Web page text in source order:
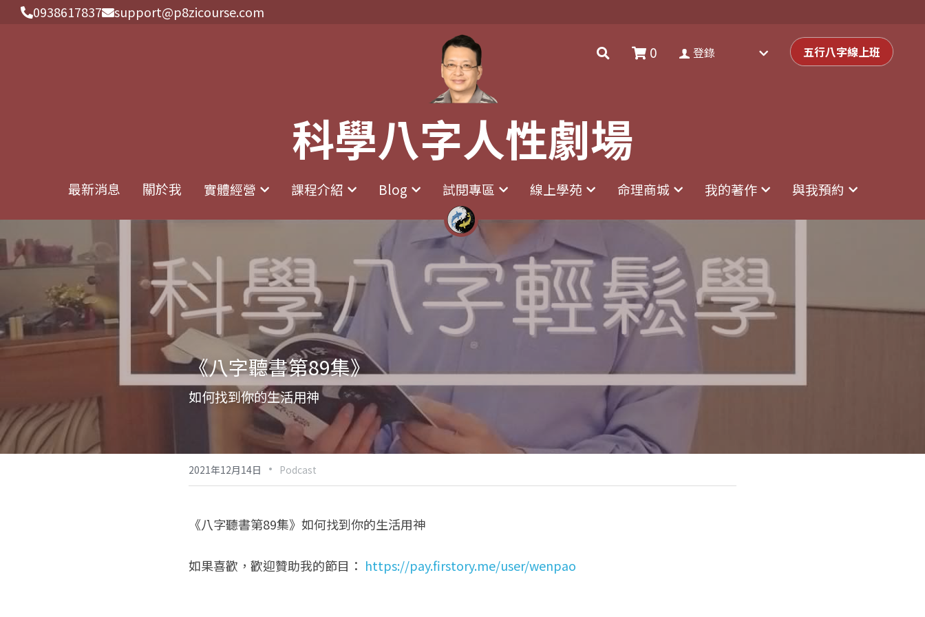
0938617837 support@p8zicourse.com
科學八字人性劇場
最新消息 關於我 實體經營 課程介紹 Blog 試閱專區 線上學苑 命理商城 我的著作 與我預約
0 登錄 五行八字線上班
0938617837 support@p8zicourse.com
科學八字人性劇場
最新消息 關於我 實體經營 課程介紹 Blog 試閱專區 線上學苑 命理商城 我的著作 與我預約
0 登錄 五行八字線上班
《八字聽書第89集》
如何找到你的生活用神
2021年12月14日 · Podcast
《八字聽書第89集》如何找到你的生活用神
如果喜歡，歡迎贊助我的節目： https://pay.firstory.me/user/wenpao